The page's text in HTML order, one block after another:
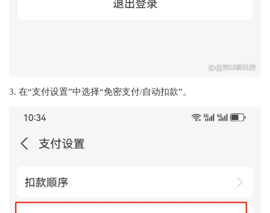
3. 在“支付设置”中选择“免密支付/自动扣款”。